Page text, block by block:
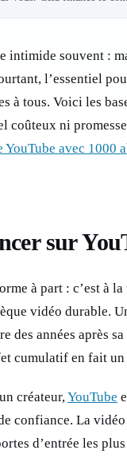
intimide souvent :
l’essentiel
à tous. Voici les
coûteux ni
YouTube avec 1000
sur
à part : c’est à
vidéo durable.
des années après
cumulatif en fait
créateur,YouTube
confiance. La
d’entrée les